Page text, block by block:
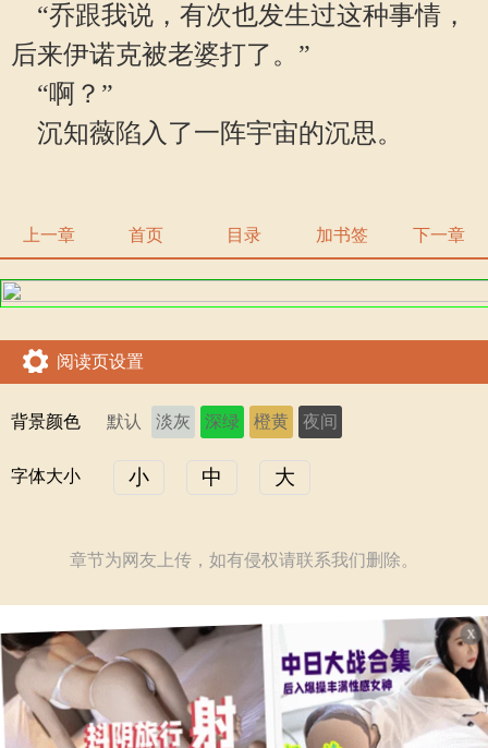
“乔跟我说，有次也发生过这种事情，
后来伊诺克被老婆打了。”
“啊？”
沉知薇陷入了一阵宇宙的沉思。
上一章 首页 目录 加书签 下一章
阅读页设置
背景颜色 默认 淡灰 深绿 橙黄 夜间
字体大小 小 中 大
章节为网友上传，如有侵权请联系我们删除。
X